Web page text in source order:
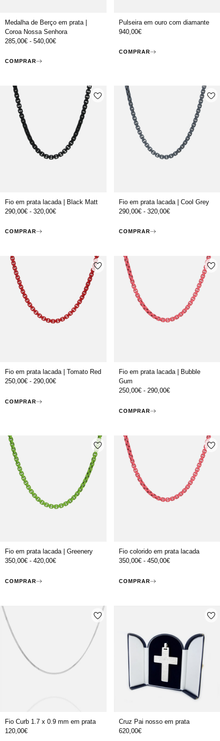
Medalha de Berço em prata |
Coroa Nossa Senhora
285,00€ - 540,00€
COMPRAR
Pulseira em ouro com diamante
940,00€
COMPRAR
Fio em prata lacada | Black Matt
290,00€ - 320,00€
COMPRAR
Fio em prata lacada | Cool Grey
290,00€- 320,00€
COMPRAR
Fio em prata lacada | Tomato Red
250,00€ - 290,00€
COMPRAR
Fio em prata lacada | Bubble
Gum
250,00€- 290,00€
COMPRAR
Fio em prata lacada | Greenery
350,00€ - 420,00€
COMPRAR
Fio colorido em prata lacada
350,00€- 450,00€
COMPRAR
Fio Curb 1.7 x 0.9 mm em prata
120,00€
Cruz Pai nosso em prata
620,00€